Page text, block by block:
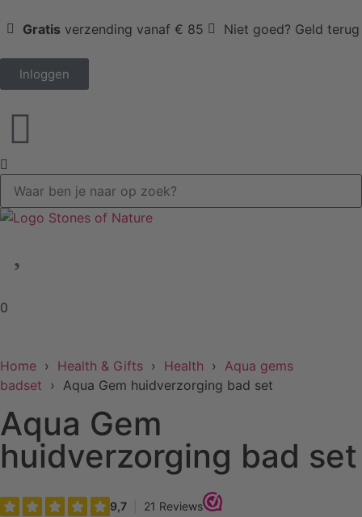
Gratis verzending vanaf € 85 Niet goed? Geld terug
Inloggen
0
Home › Health & Gifts › Health › Aqua gems
badset › Aqua Gem huidverzorging bad set
Aqua Gem
huidverzorging bad set